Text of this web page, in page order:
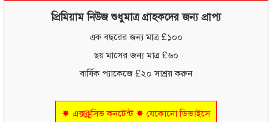
প্রিমিয়াম নিউজ শুধুমাত্র গ্রাহকদের জন্য প্রাপ্য
এক বছরের জন্য মাত্র £১০০
ছয় মাসের জন্য মাত্র £৬০
বার্ষিক প্যাকেজে £২০ সাশ্রয় করুন
✸ এক্সক্লুসিভ কনটেন্ট ✸ যেকোনো ডিভাইসে